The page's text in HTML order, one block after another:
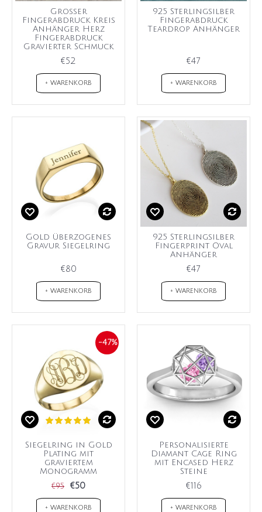
Großer
Fingerabdruck Kreis
Anhänger Herz
Fingerabdruck
Gravierter Schmuck
€52
+ WARENKORB
925 Sterlingsilber
Fingerabdruck
Teardrop Anhänger
€47
+ WARENKORB
Gold überzogenes
Gravur Siegelring
€80
+ WARENKORB
925 Sterlingsilber
Fingerprint Oval
Anhänger
€47
+ WARENKORB
-47%
Siegelring in Gold
Plating mit
graviertem
Monogramm
€95 €50
+ WARENKORB
Personalisierte
Diamant Cage Ring
mit Encased Herz
Steine
€116
+ WARENKORB